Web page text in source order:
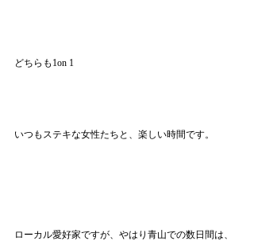
どちらも1on 1
いつもステキな女性たちと、楽しい時間です。
ローカル愛好家ですが、やはり青山での数日間は、